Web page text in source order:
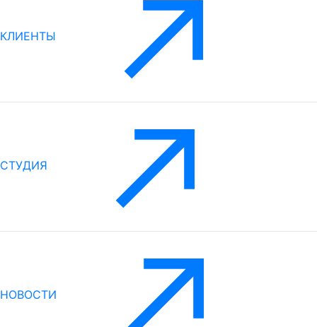
КЛИЕНТЫ
СТУДИЯ
НОВОСТИ